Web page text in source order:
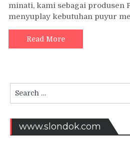
minati, kami sebagai produsen
menyuplay kebutuhan puyur
Read More
for:
www.slondok.com